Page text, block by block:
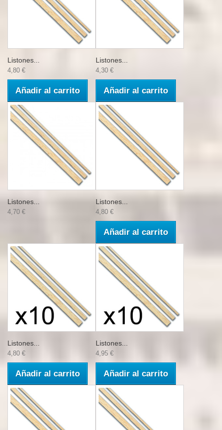
Listones...
4,80 €
Añadir al carrito
Listones...
4,30 €
Añadir al carrito
Listones...
4,70 €
Listones...
4,80 €
Añadir al carrito
Listones...
4,80 €
Añadir al carrito
Listones...
4,95 €
Añadir al carrito